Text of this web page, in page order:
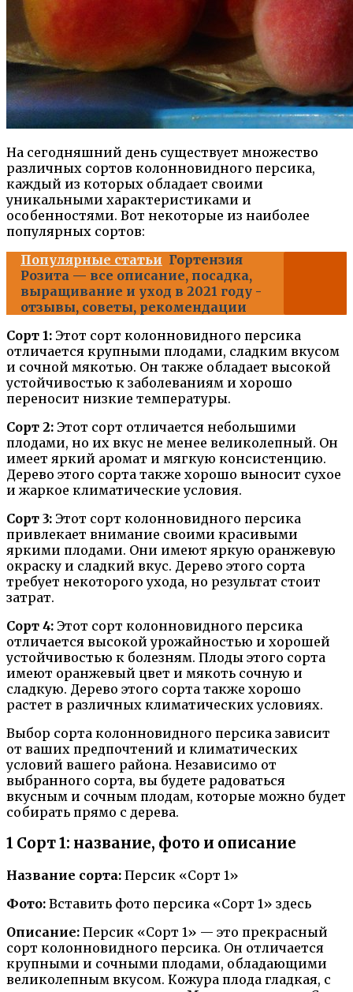
На сегодняшний день существует множество
различных сортов колонновидного персика,
каждый из которых обладает своими
уникальными характеристиками и
особенностями. Вот некоторые из наиболее
популярных сортов:
Популярные статьи Гортензия
Розита — все описание, посадка,
выращивание и уход в 2021 году -
отзывы, советы, рекомендации
Сорт 1: Этот сорт колонновидного персика
отличается крупными плодами, сладким вкусом
и сочной мякотью. Он также обладает высокой
устойчивостью к заболеваниям и хорошо
переносит низкие температуры.
Сорт 2: Этот сорт отличается небольшими
плодами, но их вкус не менее великолепный. Он
имеет яркий аромат и мягкую консистенцию.
Дерево этого сорта также хорошо выносит сухое
и жаркое климатические условия.
Сорт 3: Этот сорт колонновидного персика
привлекает внимание своими красивыми
яркими плодами. Они имеют яркую оранжевую
окраску и сладкий вкус. Дерево этого сорта
требует некоторого ухода, но результат стоит
затрат.
Сорт 4: Этот сорт колонновидного персика
отличается высокой урожайностью и хорошей
устойчивостью к болезням. Плоды этого сорта
имеют оранжевый цвет и мякоть сочную и
сладкую. Дерево этого сорта также хорошо
растет в различных климатических условиях.
Выбор сорта колонновидного персика зависит
от ваших предпочтений и климатических
условий вашего района. Независимо от
выбранного сорта, вы будете радоваться
вкусным и сочным плодам, которые можно будет
собирать прямо с дерева.
1 Сорт 1: название, фото и описание
Название сорта: Персик «Сорт 1»
Фото: Вставить фото персика «Сорт 1» здесь
Описание: Персик «Сорт 1» — это прекрасный
сорт колонновидного персика. Он отличается
крупными и сочными плодами, обладающими
великолепным вкусом. Кожура плода гладкая, с